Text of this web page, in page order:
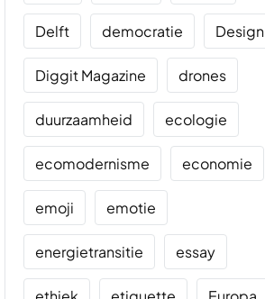
Delft democratie Design
Diggit Magazine drones
duurzaamheid ecologie
ecomodernisme economie
emoji emotie
energietransitie essay